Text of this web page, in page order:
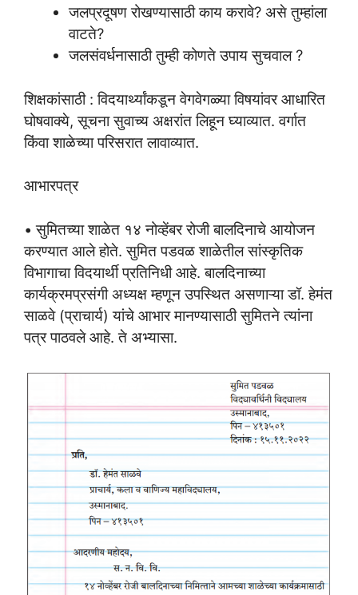
जलप्रदूषण रोखण्यासाठी काय करावे? असे तुम्हांला
वाटते?
जलसंवर्धनासाठी तुम्ही कोणते उपाय सुचवाल ?
शिक्षकांसाठी : विदयार्थ्यांकडून वेगवेगळ्या विषयांवर आधारित
घोषवाक्ये, सूचना सुवाच्य अक्षरांत लिहून घ्याव्यात. वर्गात
किंवा शाळेच्या परिसरात लावाव्यात.
आभारपत्र
• सुमितच्या शाळेत १४ नोव्हेंबर रोजी बालदिनाचे आयोजन
करण्यात आले होते. सुमित पडवळ शाळेतील सांस्कृतिक
विभागाचा विदयार्थी प्रतिनिधी आहे. बालदिनाच्या
कार्यक्रमप्रसंगी अध्यक्ष म्हणून उपस्थित असणाऱ्या डॉ. हेमंत
साळवे (प्राचार्य) यांचे आभार मानण्यासाठी सुमितने त्यांना
पत्र पाठवले आहे. ते अभ्यासा.